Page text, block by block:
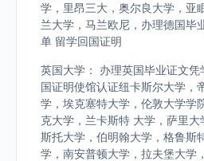
学，里昂三大，奥尔良大学，亚
兰大学，马兰欧尼，办理德国毕
单 留学回国证明
英国大学： 办理英国毕业证文
国证明使馆认证纽卡斯尔大学，
学，埃克塞特大学，伦敦大学学
克大学，兰卡斯特 大学，萨里
斯托大学，伯明翰大学，格鲁斯
学，南安普顿大学，拉夫堡大学